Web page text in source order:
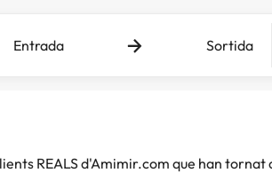
Entrada Sortida
REALS d'Amimir.com que han